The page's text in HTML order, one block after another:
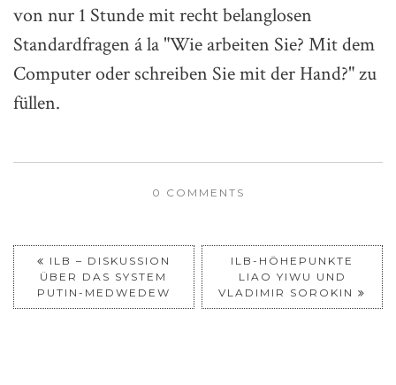
von nur 1 Stunde mit recht belanglosen
Standardfragen á la "Wie arbeiten Sie? Mit dem
Computer oder schreiben Sie mit der Hand?" zu
füllen.
0 COMMENTS
ILB – DISKUSSION
ÜBER DAS SYSTEM
PUTIN-MEDWEDEW
ILB-HÖHEPUNKTE
LIAO YIWU UND
VLADIMIR SOROKIN